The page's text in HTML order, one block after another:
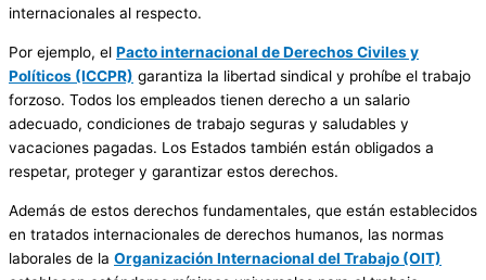
internacionales al respecto.
Por ejemplo, el Pacto internacional de Derechos Civiles y
Políticos (ICCPR) garantiza la libertad sindical y prohíbe el trabajo
forzoso. Todos los empleados tienen derecho a un salario
adecuado, condiciones de trabajo seguras y saludables y
vacaciones pagadas. Los Estados también están obligados a
respetar, proteger y garantizar estos derechos.
Además de estos derechos fundamentales, que están establecidos
en tratados internacionales de derechos humanos, las normas
laborales de la Organización Internacional del Trabajo (OIT)